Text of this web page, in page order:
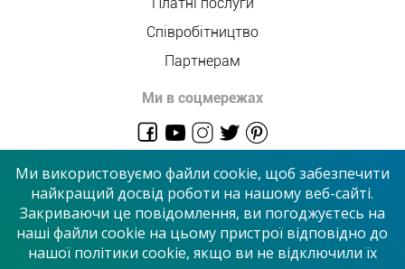
Співробітництво
Партнерам
Ми в соцмережах
© 2026 “Сервісний центр”
Приймаємо до оплати
Ми використовуємо файли cookie, щоб забезпечити
найкращий досвід роботи на нашому веб-сайті.
Закриваючи це повідомлення, ви погоджуєтесь на
наші файли cookie на цьому пристрої відповідно до
нашої політики cookie, якщо ви не відключили їх